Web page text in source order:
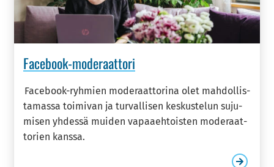
Facebook-​moderaattori
Facebook-​ryhmien mo­de­raat­to­ri­na olet mah­dol­lis­
ta­mas­sa toi­mi­van ja tur­val­li­sen kes­kus­te­lun su­ju­
mi­sen yh­des­sä mui­den va­paa­eh­tois­ten mo­de­raat­
to­rien kans­sa.